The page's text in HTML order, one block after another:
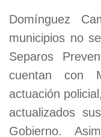
Domínguez
municipios no
Separos
cuentan con
actuación
actualizados
Gobierno.